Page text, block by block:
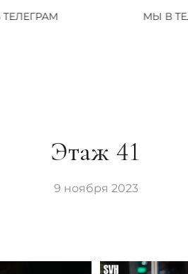
Этаж 41
9 ноября 2023
МЫ В ТЕЛЕГРАМ